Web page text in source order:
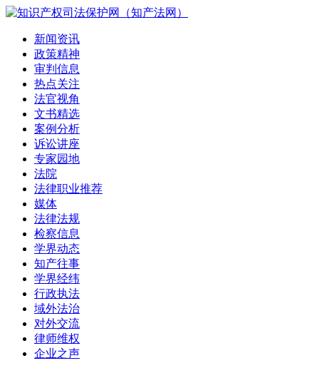
新闻资讯
政策精神
审判信息
热点关注
法官视角
文书精选
案例分析
诉讼讲座
专家园地
法院
法律职业推荐
媒体
法律法规
检察信息
学界动态
知产往事
学界经纬
行政执法
域外法治
对外交流
律师维权
企业之声